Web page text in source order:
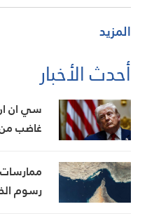
المزيد
أحدث الأخبار
سي ان
غاضب من
رسوم